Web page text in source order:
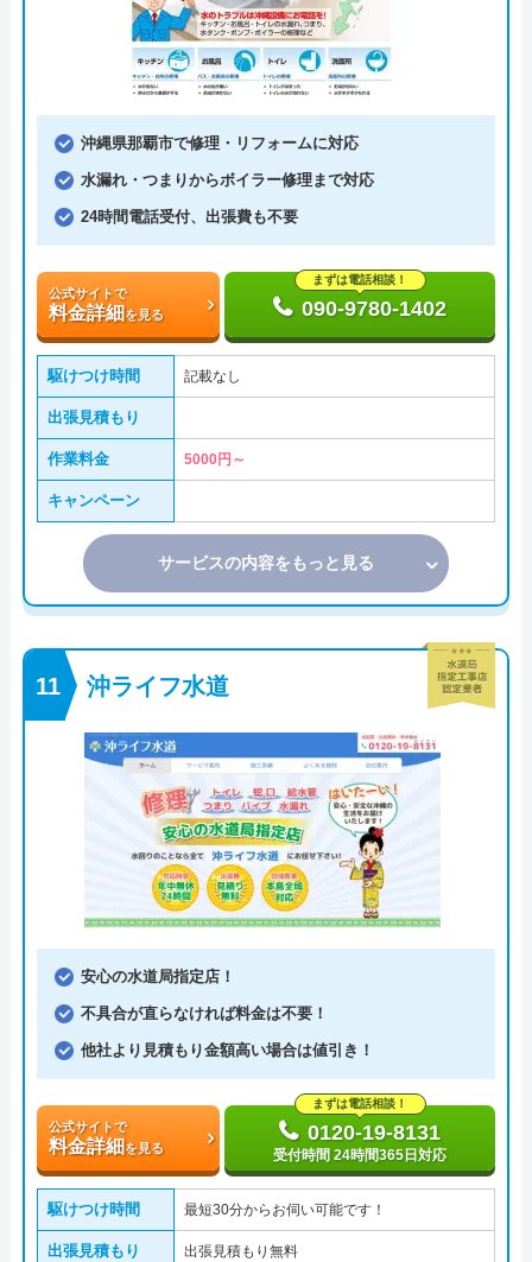
沖縄県那覇市で修理・リフォームに対応
水漏れ・つまりからボイラー修理まで対応
24時間電話受付、出張費も不要
公式サイトで
料金詳細を見る
まずは電話相談！
090-9780-1402
駆けつけ時間 記載なし
出張見積もり
作業料金 5000円～
キャンペーン
サービスの内容をもっと見る
沖ライフ水道
安心の水道局指定店！
不具合が直らなければ料金は不要！
他社より見積もり金額高い場合は値引き！
公式サイトで
料金詳細を見る
まずは電話相談！
0120-19-8131
受付時間 24時間365日対応
駆けつけ時間 最短30分からお伺い可能です！
出張見積もり 出張見積もり無料